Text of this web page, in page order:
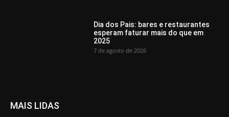
Dia dos Pais: bares e restaurantes
esperam faturar mais do que em
2025
7 de agosto de 2026
MAIS LIDAS